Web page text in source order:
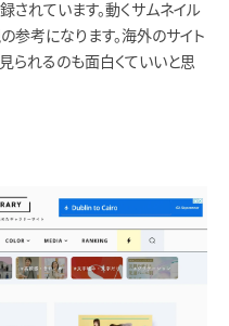
れています。動くサムネイル
参考になります。海外のサイト
られるのも面白くていいと思